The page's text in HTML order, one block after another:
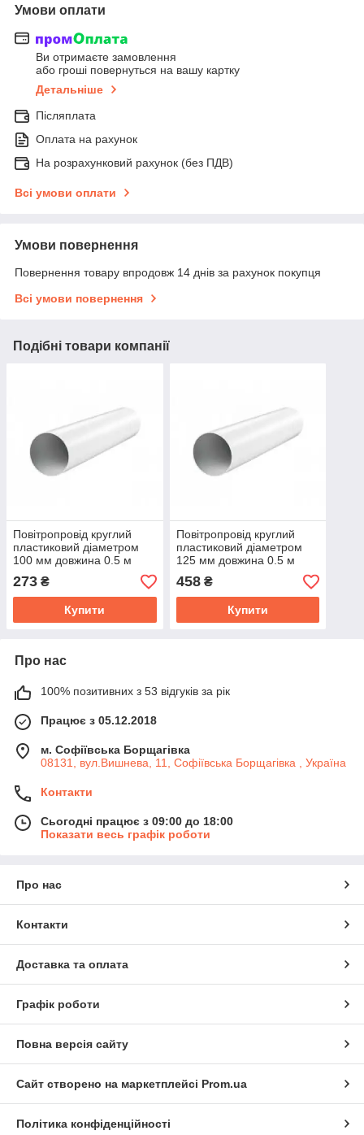
Умови оплати
Ви отримаєте замовлення
або гроші повернуться на вашу картку
Детальніше
Післяплата
Оплата на рахунок
На розрахунковий рахунок (без ПДВ)
Всі умови оплати
Умови повернення
Повернення товару впродовж 14 днів за рахунок покупця
Всі умови повернення
Подібні товари компанії
Повітропровід круглий
пластиковий діаметром
100 мм довжина 0.5 м
273 ₴
Купити
Повітропровід круглий
пластиковий діаметром
125 мм довжина 0.5 м
458₴
Купити
Про нас
100% позитивних з 53 відгуків за рік
Працює з 05.12.2018
м. Софіївська Борщагівка
08131, вул.Вишнева, 11, Софіївська Борщагівка , Україна
Контакти
Сьогодні працює з 09:00 до 18:00
Показати весь графік роботи
Про нас
Контакти
Доставка та оплата
Графік роботи
Повна версія сайту
Сайт створено на маркетплейсі Prom.ua
Політика конфіденційності